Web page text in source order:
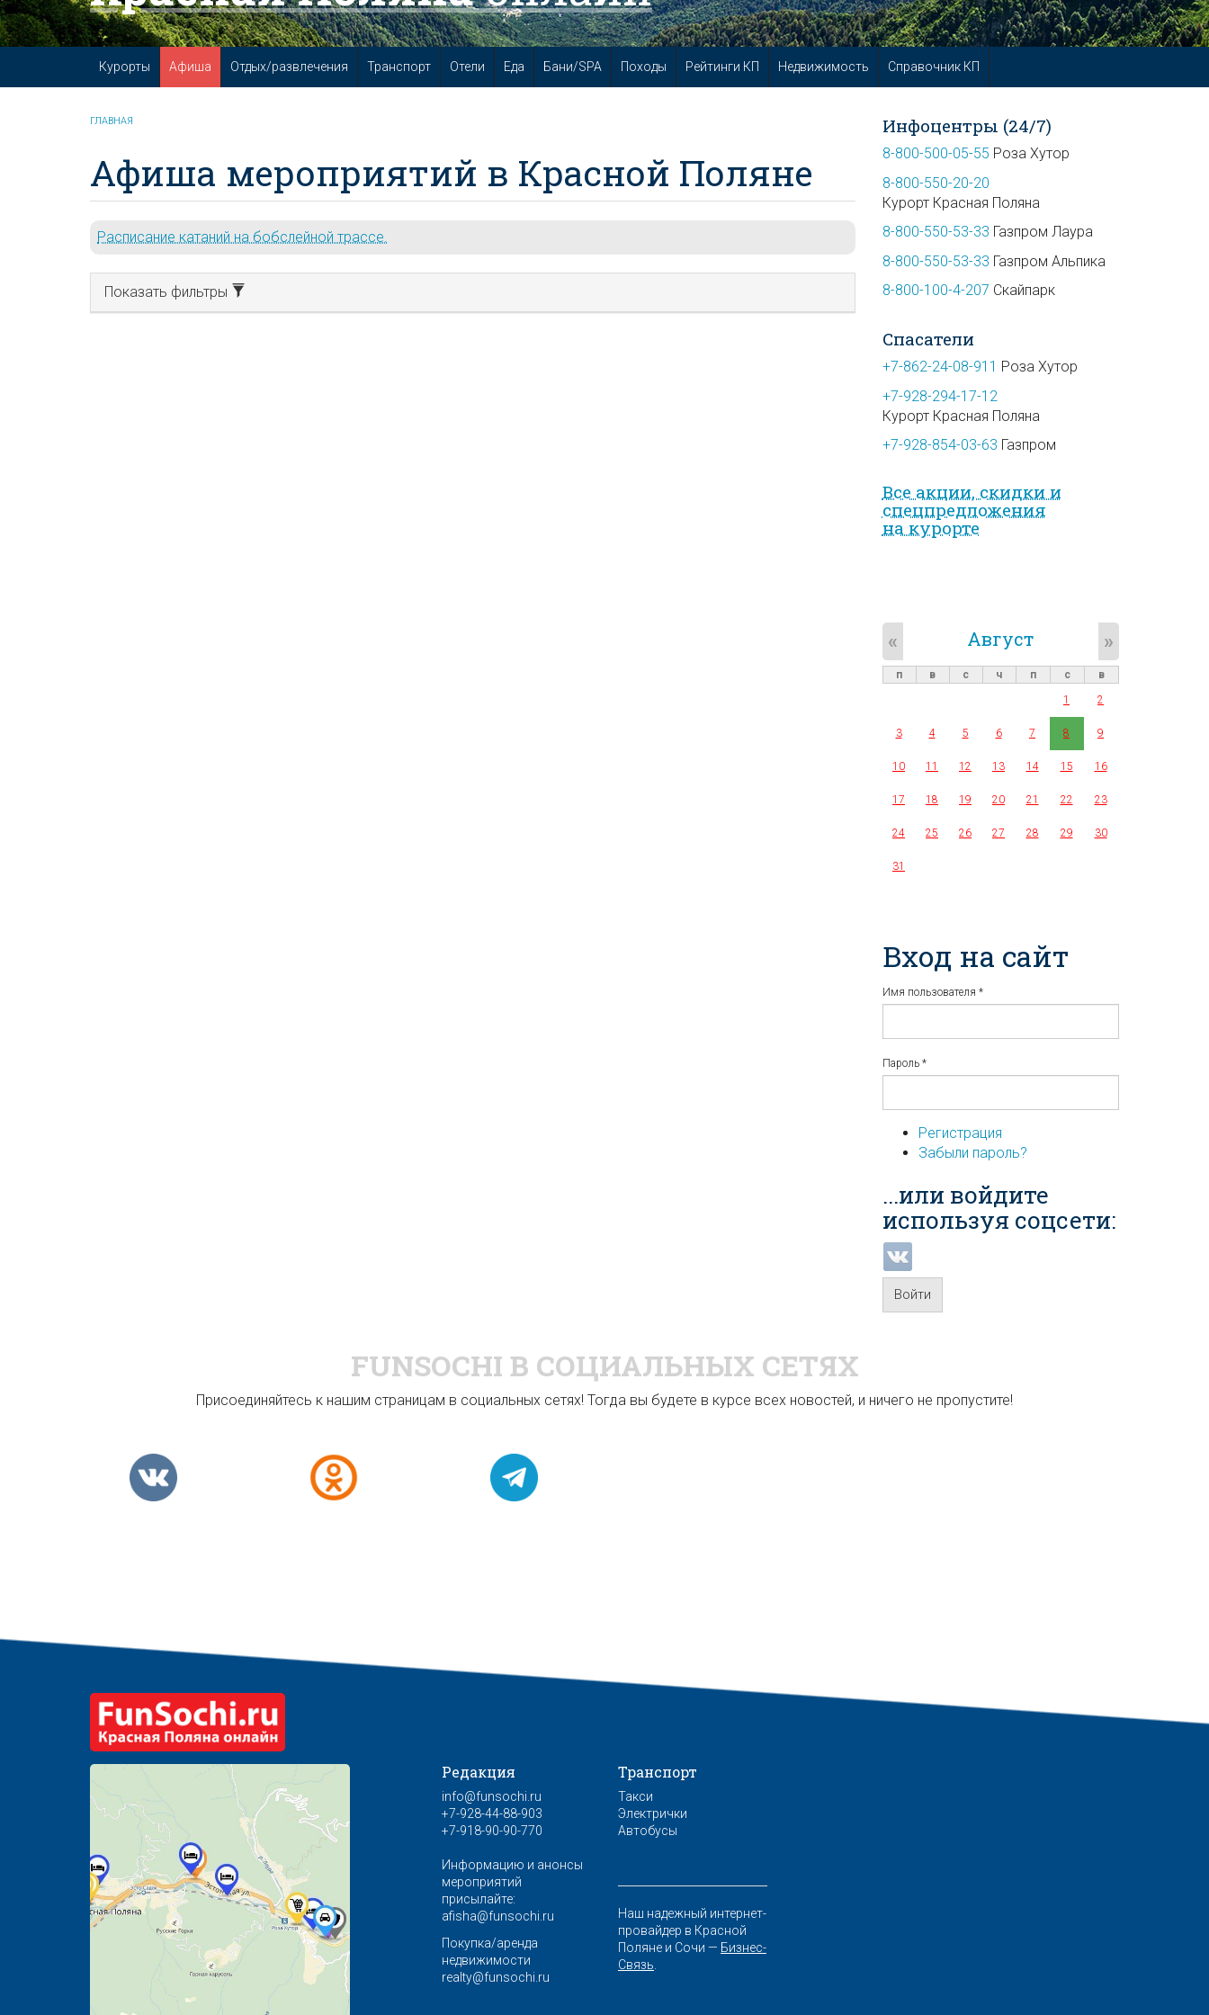
Курорты Афиша Отдых/развлечения Транспорт Отели Еда Бани/SPA Походы Рейтинги КП Недвижимость Справочник КП
ГЛАВНАЯ
Афиша мероприятий в Красной Поляне
Расписание катаний на бобслейной трассе.
Показать фильтры
Инфоцентры (24/7)
8-800-500-05-55 Роза Хутор
8-800-550-20-20
Курорт Красная Поляна
8-800-550-53-33 Газпром Лаура
8-800-550-53-33 Газпром Альпика
8-800-100-4-207 Скайпарк
Спасатели
+7-862-24-08-911 Роза Хутор
+7-928-294-17-12
Курорт Красная Поляна
+7-928-854-03-63 Газпром
Все акции, скидки и
спец­предложе­ния
на курорте
Август
« »
п в с ч п с
в
1
2
3 4 5 6 7 8 9
10 11 12 13 14 15 16
17 18 19 20 21 22 23
24 25 26 27 28 29 30
31
Вход на сайт
Имя пользователя *
Пароль *
Регистрация
Забыли пароль?
...или войдите
используя соцсети:
Войти
FUNSOCHI В СОЦИАЛЬНЫХ СЕТЯХ
Присоединяйтесь к нашим страницам в социальных сетях! Тогда вы будете в курсе всех новостей, и ничего не пропустите!
Редакция
info@funsochi.ru
+7-928-44-88-903
+7-918-90-90-770
Информацию и анонсы
мероприятий
присылайте:
afisha@funsochi.ru
Покупка/аренда
недвижимости
realty@funsochi.ru
Транспорт
Такси
Электрички
Автобусы
Наш надежный интернет-
провайдер в Красной
Поляне и Сочи — Бизнес-
Связь